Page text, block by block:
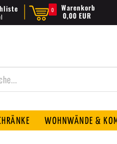
Warenkorb
0,00 EUR
0
WOHNWÄNDE &